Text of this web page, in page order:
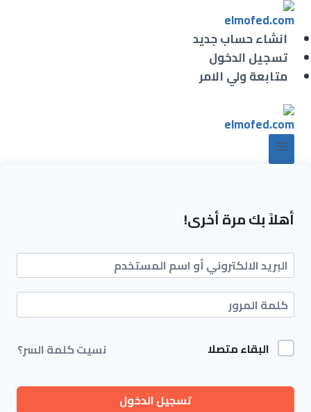
انشاء حساب جديد
تسجيل الدخول
متابعة ولي الامر
أهلاً بك مرة أخرى!
البقاء متصلا نسيت كلمة السر؟
تسجيل الدخول